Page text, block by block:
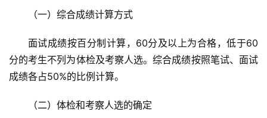
（一）综合成绩计算方式
面试成绩按百分制计算，60分及以上为合格，低于60
分的考生不列为体检及考察人选。综合成绩按照笔试、面试
成绩各占50%的比例计算。
（二）体检和考察人选的确定